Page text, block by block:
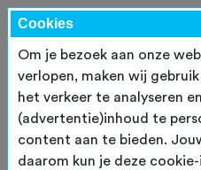
Cookies
Om je bezoek aan onze
verlopen, maken wij
het verkeer te analyseren
(advertentie)inhoud te
content aan te bieden.
daarom kun je deze